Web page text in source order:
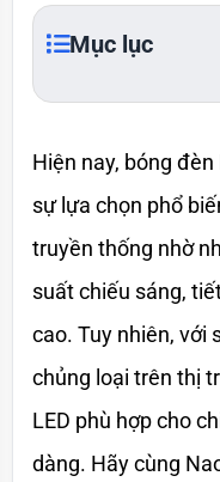
Mục lục
Hiện nay, bóng
sự lựa chọn phổ
truyền thống nhờ
suất chiếu sáng,
cao. Tuy nhiên, với
chủng loại trên thị
LED phù hợp cho
dàng. Hãy cùng